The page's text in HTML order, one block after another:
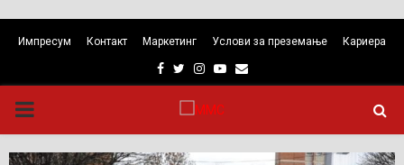
Импресум Контакт Маркетинг Услови за преземање Кариера
Facebook
TwitterInstagram
Youtube
Email
PRIMARY
MENU